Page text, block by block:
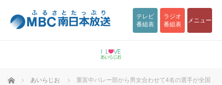
テレビ
番組表
ラジオ
番組表
メニュー
ホーム あいらじお
重富中バレー部から男女合わせて4名の選手が全国